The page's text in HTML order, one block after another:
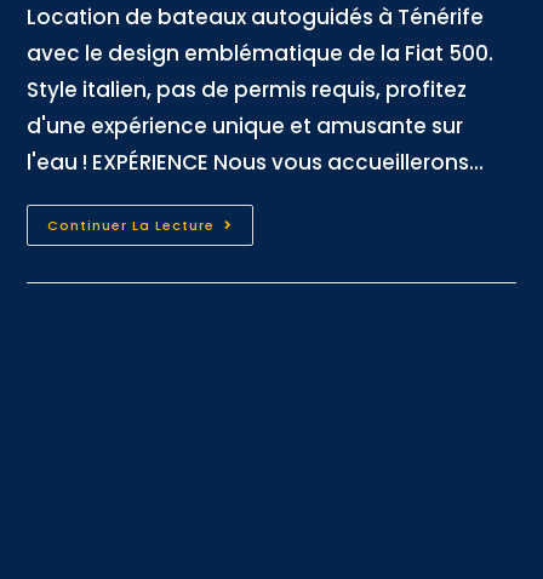
Location de bateaux autoguidés à Ténérife
avec le design emblématique de la Fiat 500.
Style italien, pas de permis requis, profitez
d'une expérience unique et amusante sur
l'eau ! EXPÉRIENCE Nous vous accueillerons...
Continuer La Lecture